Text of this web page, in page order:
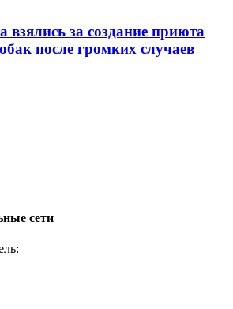
взялись за создание приюта
после громких случаев
сети